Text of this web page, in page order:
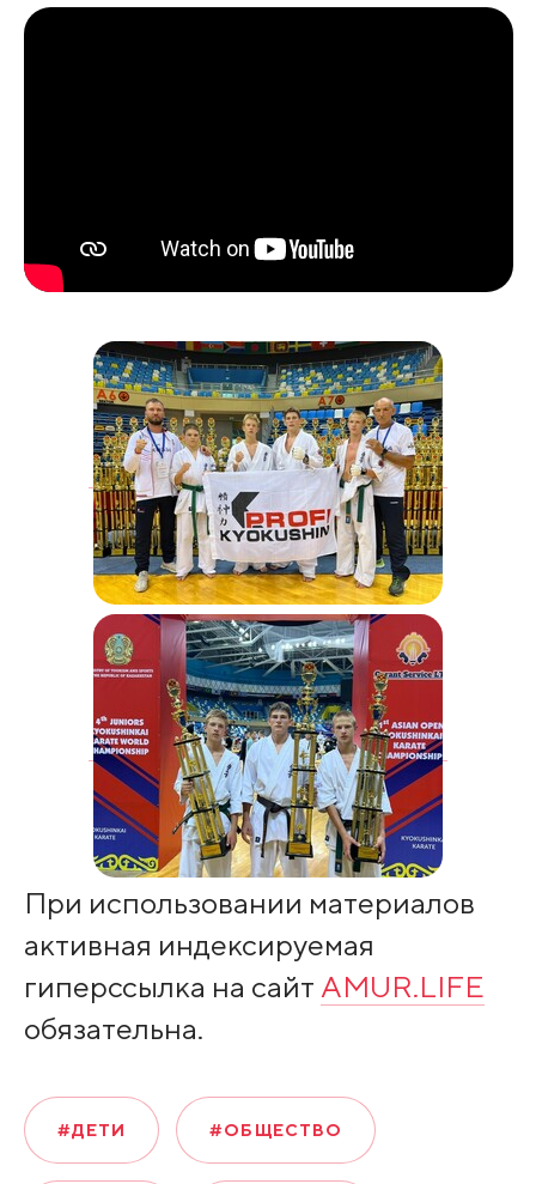
При использовании материалов
активная индексируемая
гиперссылка на сайт AMUR.LIFE
обязательна.
#ДЕТИ #ОБЩЕСТВО